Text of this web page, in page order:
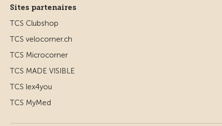
Sites partenaires
TCS Clubshop
TCS velocorner.ch
TCS Microcorner
TCS MADE VISIBLE
TCS lex4you
TCS MyMed